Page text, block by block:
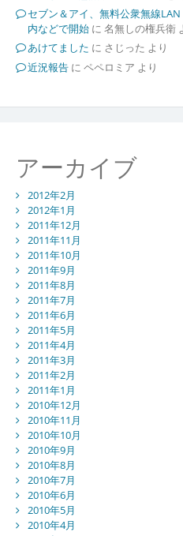
セブン＆アイ、無料公衆無線
内などで開始に 名無しの権兵衛
あけてました に さじった より
近況報告に ペペロミア より
アーカイブ
2012年2月
2012年1月
2011年12月
2011年11月
2011年10月
2011年9月
2011年8月
2011年7月
2011年6月
2011年5月
2011年4月
2011年3月
2011年2月
2011年1月
2010年12月
2010年11月
2010年10月
2010年9月
2010年8月
2010年7月
2010年6月
2010年5月
2010年4月